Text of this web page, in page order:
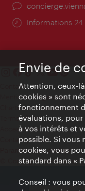
Ort:
Öffnungszeiten:
Informations 24
Contact
Mentions obligatoires
Charte sur le respect de la
Terms of Use
Accessibilité
Contact presse
Paramètres de cookies
© Copyright
Envie de
Attention, ceux-
cookies » sont
fonctionnement
évaluations,
à vos intérêts et
possible. Si vous
cookies, vous
standard dans «
Conseil : vous